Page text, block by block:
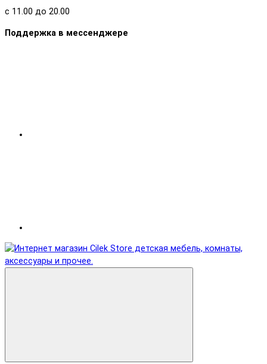
с 11.00 до 20.00
Поддержка в мессенджере